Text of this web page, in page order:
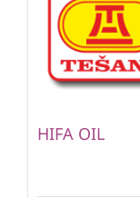
HIFA OIL